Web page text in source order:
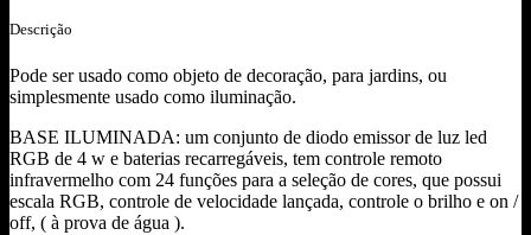
Descrição
Pode ser usado como objeto de decoração, para jardins, ou
simplesmente usado como iluminação.
BASE ILUMINADA: um conjunto de diodo emissor de luz led
RGB de 4 w e baterias recarregáveis, tem controle remoto
infravermelho com 24 funções para a seleção de cores, que possui
escala RGB, controle de velocidade lançada, controle o brilho e on /
off, ( à prova de água ).